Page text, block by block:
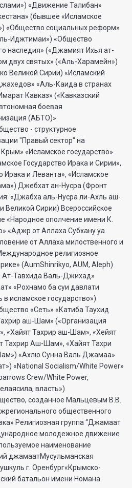
«Движение Талибан»
(бывшее «Исламское
«Общество социальных реформ»
Иджтимаи») «Общество
наследия» («Джамият Ихья ат-
двух святых» («Аль-Харамейн»)
Великой Сирии) «Исламский
«Аль-Каида в странах
Кавказ» («Кавказский
боевая
(АБТО)»
- структурное
"Правый сектор" на
«Исламское государство»
Государство Ирака и Сирии»,
Ирака и Леванта», «Исламское
Джебхат ан-Нусра (Фронт
«Джабха аль-Нусра ли-Ахль аш-
Сирии) Всероссийское
«Народное ополчение имени К.
«Аджр от Аллаха Субхану уа
от Аллаха милоственного и
религиозное
(AumShinrikyo, AUM, Aleph)
Тавхида Валь-Джихад»
«Рохнамо ба суи давлати
в исламское государство»)
«Сеть» «Катиба Таухид
аш-Шам» («Организация
«Хайят Тахрир аш-Шам», «Хейят
Тахрир Аш-Шам», «Хайят Тахри
«Ахлю Сунна Валь Джамаа»
«National Socialism/White Power»
Crew/White Power,
власть»)
созданное Мальцевым В.В.
общественного
Религиозная группа “Джамаат
молодежное движение
наименование
джамаатМусульманская
г. Оренбург«Крымско-
батальон имени Номана